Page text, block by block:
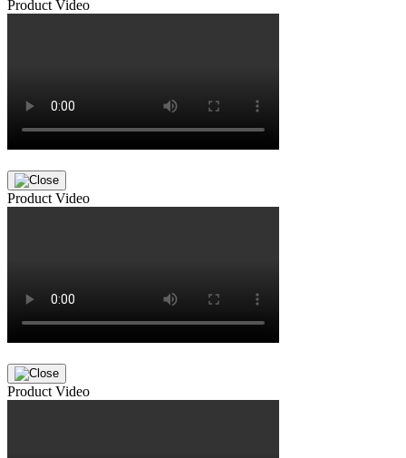
Product Video
Product Video
Product Video